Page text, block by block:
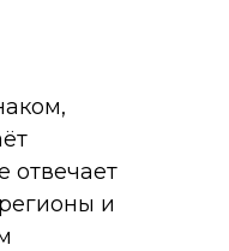
отвечает
и